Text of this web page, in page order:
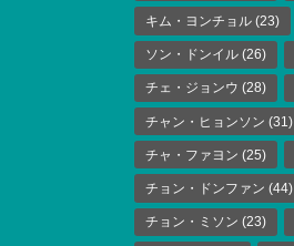
キム・ヨンチョル (23)
ソン・ドンイル (26)
チェ・ジョンウ (28)
チャン・ヒョンソン (31)
チャ・ファヨン (25)
チョン・ドンファン (44)
チョン・ミソン (23)